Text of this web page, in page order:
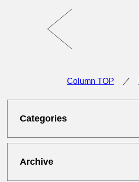
Column TOP ／
Categories
Archive